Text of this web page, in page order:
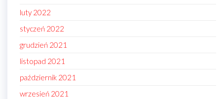
luty 2022
styczeń 2022
grudzień 2021
listopad 2021
październik 2021
wrzesień 2021